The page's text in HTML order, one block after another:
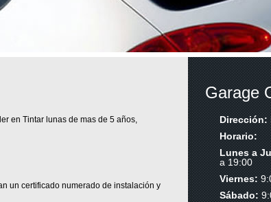
en Tintar lunas de mas de 5 años,
un certificado numerado de instalación y
Garage
Dirección:
Horario:
Lunes a
a 19:00
Viernes:
Sábado: